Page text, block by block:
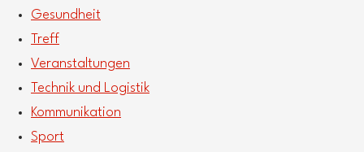
Gesundheit
Treff
Veranstaltungen
Technik und Logistik
Kommunikation
Sport